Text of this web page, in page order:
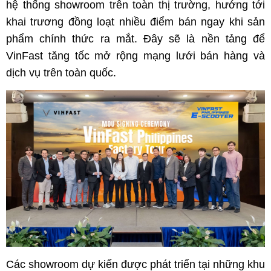
hệ thống showroom trên toàn thị trường, hướng tới
khai trương đồng loạt nhiều điểm bán ngay khi sản
phẩm chính thức ra mắt. Đây sẽ là nền tảng để
VinFast tăng tốc mở rộng mạng lưới bán hàng và
dịch vụ trên toàn quốc.
Các showroom dự kiến được phát triển tại những khu